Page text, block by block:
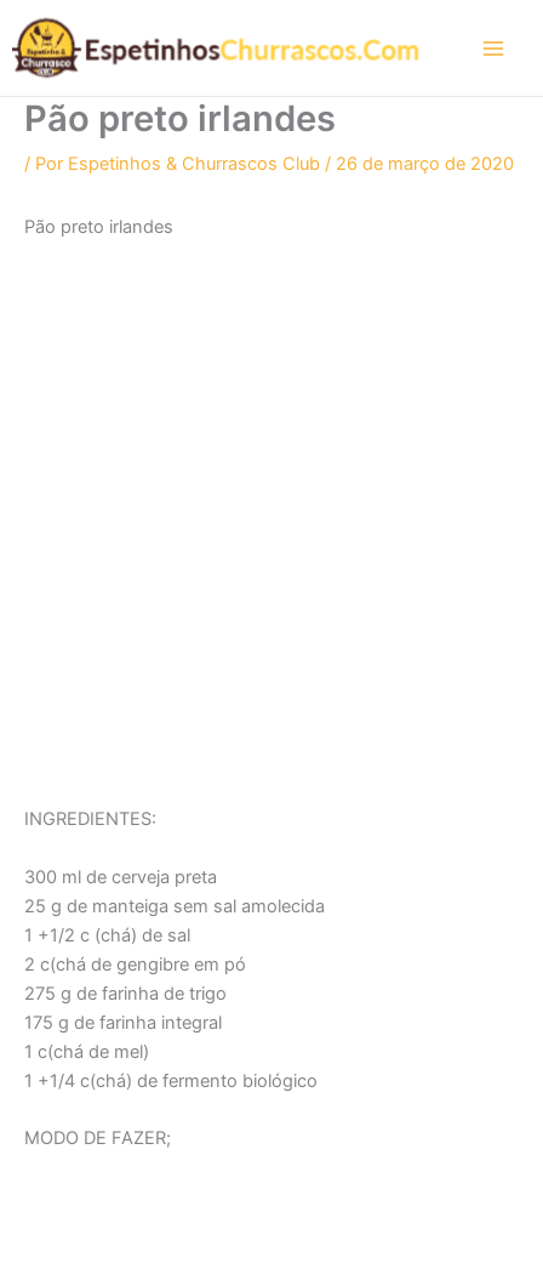
para
conteúdo
Pão preto irlandes
/ Por Espetinhos & Churrascos Club / 26 de março de 2020
Pão preto irlandes
INGREDIENTES:
300 ml de cerveja preta
25 g de manteiga sem sal amolecida
1 +1/2 c (chá) de sal
2 c(chá de gengibre em pó
275 g de farinha de trigo
175 g de farinha integral
1 c(chá de mel)
1 +1/4 c(chá) de fermento biológico
MODO DE FAZER;